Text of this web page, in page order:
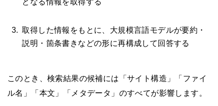
取得した情報をもとに、大規模言語モデルが要約・
説明・箇条書きなどの形に再構成して回答する
このとき、検索結果の候補には「サイト構造」「ファイ
ル名」「本文」「メタデータ」のすべてが影響します。